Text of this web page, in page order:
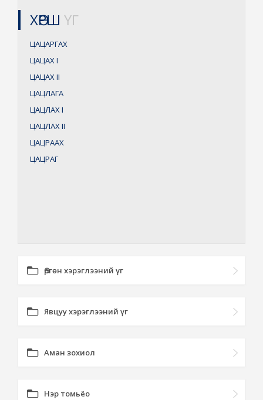
ХӨРШ ҮГ
ЦАЦАРГАХ
ЦАЦАХI
ЦАЦАХII
ЦАЦЛАГА
ЦАЦЛАХI
ЦАЦЛАХII
ЦАЦРААХ
ЦАЦРАГ
Өргөн хэрэглээний үг
Явцуу хэрэглээний үг
Аман зохиол
Нэр томьёо